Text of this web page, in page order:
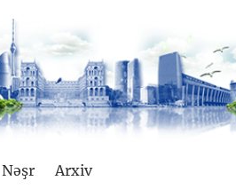
Nəşr Arxiv